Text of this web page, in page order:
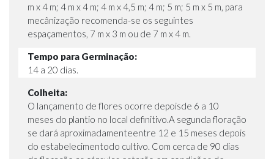
m x 4 m; 4 m x 4 m; 4 m x 4,5 m; 4 m; 5 m; 5 m x 5 m, para
mecânização recomenda-se os seguintes
espaçamentos, 7 m x 3 m ou de 7 m x 4 m.
Tempo para Germinação:
14 a 20 dias.
Colheita:
O lançamento de flores ocorre depoisde 6 a 10
meses do plantio no local definitivo.A segunda floração
se dará aproximadamenteentre 12 e 15 meses depois
do estabelecimentodo cultivo. Com cerca de 90 dias